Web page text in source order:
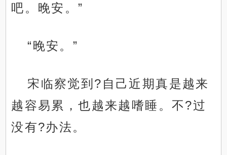
吧。晚安。”
“晚安。”
宋临察觉到?自己近期真是越来
越容易累，也越来越嗜睡。不?过
没有?办法。